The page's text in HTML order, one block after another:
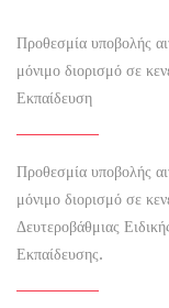
Προθεσμία υποβολής
μόνιμο διορισμό σε
Εκπαίδευση
Προθεσμία υποβολής
μόνιμο διορισμό σε
Δευτεροβάθμιας
Εκπαίδευσης.